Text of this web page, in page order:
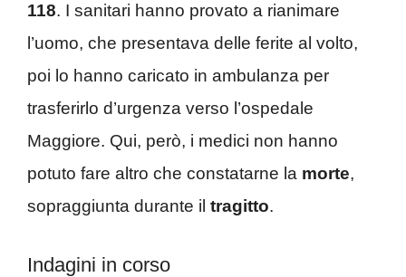
118. I sanitari hanno provato a rianimare
l’uomo, che presentava delle ferite al volto,
poi lo hanno caricato in ambulanza per
trasferirlo d’urgenza verso l’ospedale
Maggiore. Qui, però, i medici non hanno
potuto fare altro che constatarne la morte,
sopraggiunta durante il tragitto.
Indagini in corso